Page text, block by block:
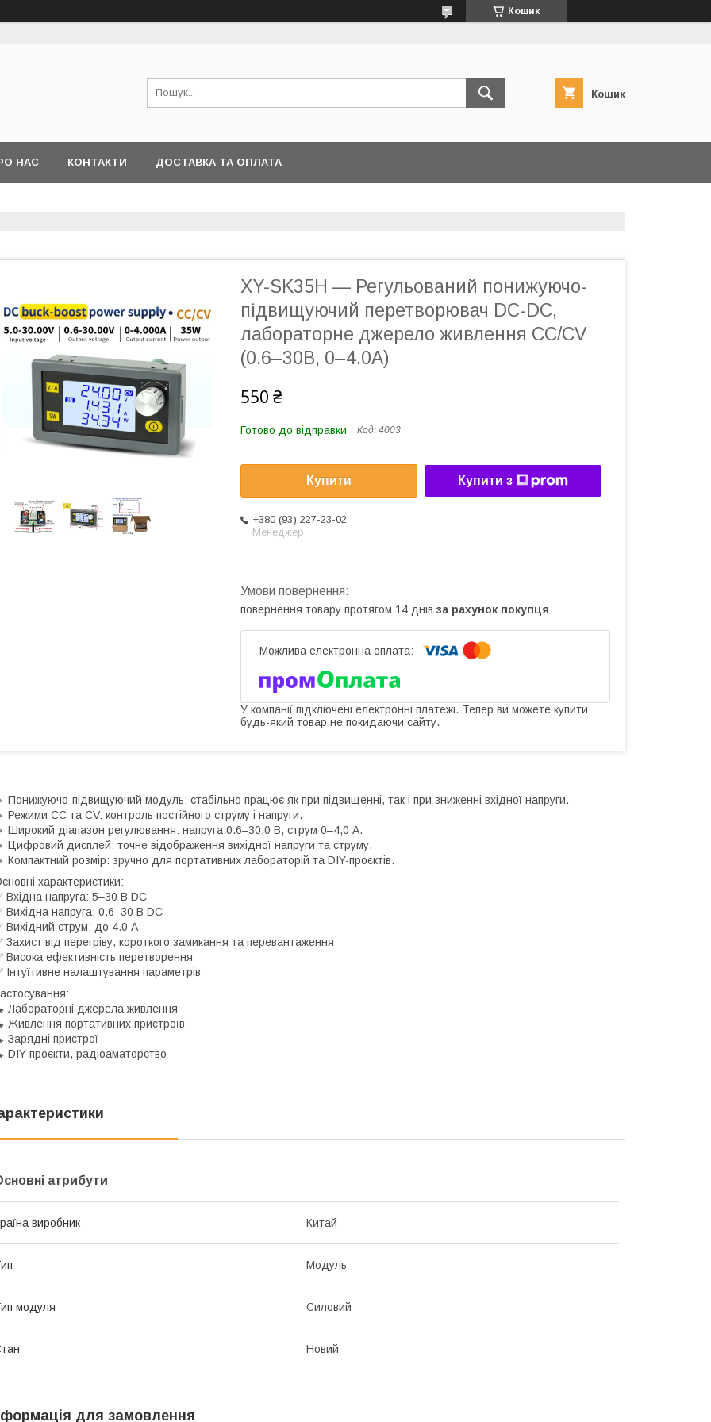
Кошик
Кошик
НАС КОНТАКТИ ДОСТАВКА ТА ОПЛАТА
XY-SK35H — Регульований понижуючо-
підвищуючий перетворювач DC-DC,
лабораторне джерело живлення CC/CV
(0.6–30В, 0–4.0А)
550 ₴
Готово до відправки Код: 4003
Купити Купити з
+380 (93) 227-23-02
Менеджер
повернення товару протягом 14 днів за рахунок покупця
У компанії підключені електронні платежі. Тепер ви можете купити
будь-який товар не покидаючи сайту.
Понижуючо-підвищуючий модуль: стабільно працює як при підвищенні, так і при зниженні вхідної напруги.
Режими CC та CV: контроль постійного струму і напруги.
Широкий діапазон регулювання: напруга 0.6–30,0 В, струм 0–4,0 А.
Цифровий дисплей: точне відображення вихідної напруги та струму.
Компактний розмір: зручно для портативних лабораторій та DIY-проєктів.
характеристики:
Вхідна напруга: 5–30 В DC
Вихідна напруга: 0.6–30 В DC
Вихідний струм: до 4.0 А
Захист від перегріву, короткого замикання та перевантаження
Висока ефективність перетворення
Інтуїтивне налаштування параметрів
Лабораторні джерела живлення
Живлення портативних пристроїв
Зарядні пристрої
DIY-проєкти, радіоаматорство
атрибути
виробник Китай
Модуль
модуля Силовий
Новий
для замовлення